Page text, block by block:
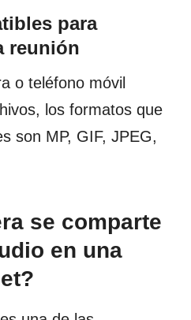
para
reunión
o teléfono móvil
los formatos que
son MP, GIF, JPEG,
se comparte
en una